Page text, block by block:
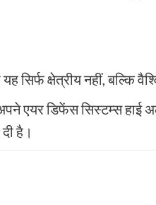
यह सिर्फ क्षेत्रीय नहीं, बल्कि
एयर डिफेंस सिस्टम्स हाई
है।